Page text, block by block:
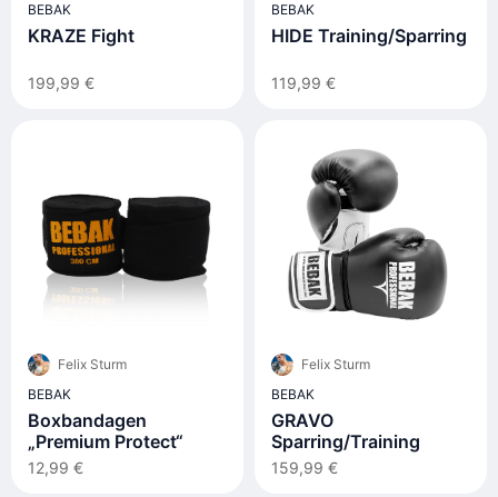
BEBAK
KRAZE Fight
199,99 €
BEBAK
HIDE Training/Sparring
119,99 €
Felix Sturm
BEBAK
Boxbandagen
„Premium Protect“
12,99 €
Felix Sturm
BEBAK
GRAVO
Sparring/Training
159,99 €